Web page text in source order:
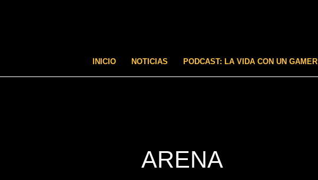
INICIO NOTICIAS PODCAST: LA VIDA CON UN GAMER
ARENA